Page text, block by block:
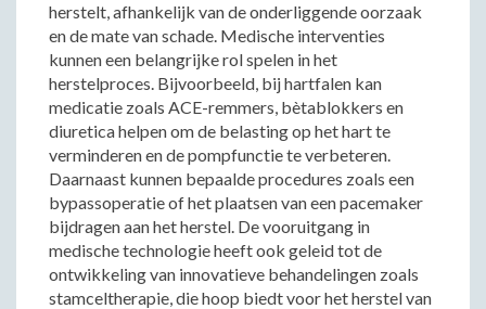
herstelt, afhankelijk van de onderliggende oorzaak
en de mate van schade. Medische interventies
kunnen een belangrijke rol spelen in het
herstelproces. Bijvoorbeeld, bij hartfalen kan
medicatie zoals ACE-remmers, bètablokkers en
diuretica helpen om de belasting op het hart te
verminderen en de pompfunctie te verbeteren.
Daarnaast kunnen bepaalde procedures zoals een
bypassoperatie of het plaatsen van een pacemaker
bijdragen aan het herstel. De vooruitgang in
medische technologie heeft ook geleid tot de
ontwikkeling van innovatieve behandelingen zoals
stamceltherapie, die hoop biedt voor het herstel van